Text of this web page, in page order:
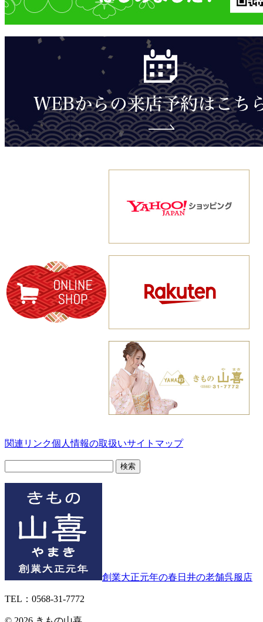
関連リンク個人情報の取扱いサイトマップ
創業大正元年の春日井の老舗呉服店
TEL：0568-31-7772